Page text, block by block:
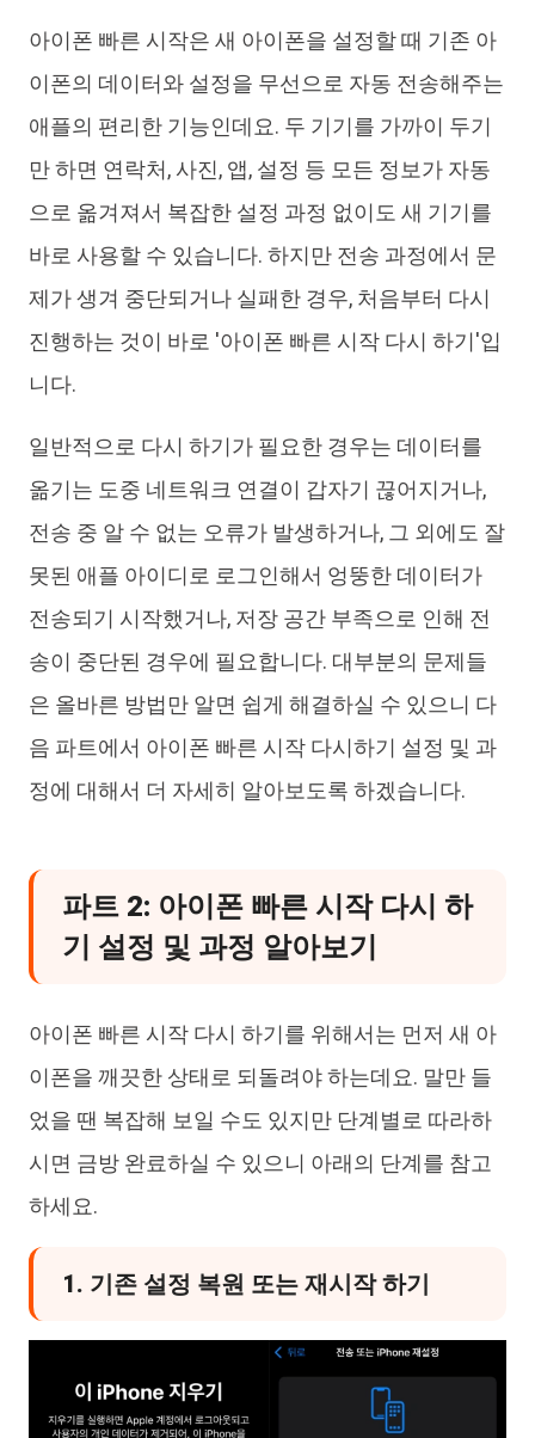
아이폰 빠른 시작은 새 아이폰을 설정할 때 기존 아
이폰의 데이터와 설정을 무선으로 자동 전송해주는
애플의 편리한 기능인데요. 두 기기를 가까이 두기
만 하면 연락처, 사진, 앱, 설정 등 모든 정보가 자동
으로 옮겨져서 복잡한 설정 과정 없이도 새 기기를
바로 사용할 수 있습니다. 하지만 전송 과정에서 문
제가 생겨 중단되거나 실패한 경우, 처음부터 다시
진행하는 것이 바로 '아이폰 빠른 시작 다시 하기'입
니다.
일반적으로 다시 하기가 필요한 경우는 데이터를
옮기는 도중 네트워크 연결이 갑자기 끊어지거나,
전송 중 알 수 없는 오류가 발생하거나, 그 외에도 잘
못된 애플 아이디로 로그인해서 엉뚱한 데이터가
전송되기 시작했거나, 저장 공간 부족으로 인해 전
송이 중단된 경우에 필요합니다. 대부분의 문제들
은 올바른 방법만 알면 쉽게 해결하실 수 있으니 다
음 파트에서 아이폰 빠른 시작 다시하기 설정 및 과
정에 대해서 더 자세히 알아보도록 하겠습니다.
파트 2: 아이폰 빠른 시작 다시 하
기 설정 및 과정 알아보기
아이폰 빠른 시작 다시 하기를 위해서는 먼저 새 아
이폰을 깨끗한 상태로 되돌려야 하는데요. 말만 들
었을 땐 복잡해 보일 수도 있지만 단계별로 따라하
시면 금방 완료하실 수 있으니 아래의 단계를 참고
하세요.
1. 기존 설정 복원 또는 재시작 하기